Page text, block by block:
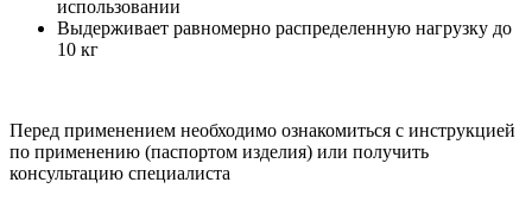
использовании
Выдерживает равномерно распределенную нагрузку до
10 кг
Перед применением необходимо ознакомиться с инструкцией
по применению (паспортом изделия) или получить
консультацию специалиста